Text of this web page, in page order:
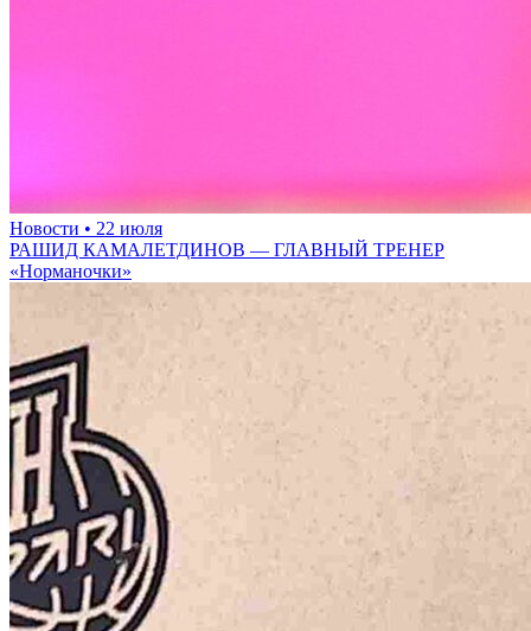
Новости • 22 июля
РАШИД КАМАЛЕТДИНОВ — ГЛАВНЫЙ ТРЕНЕР
«Норманочки»